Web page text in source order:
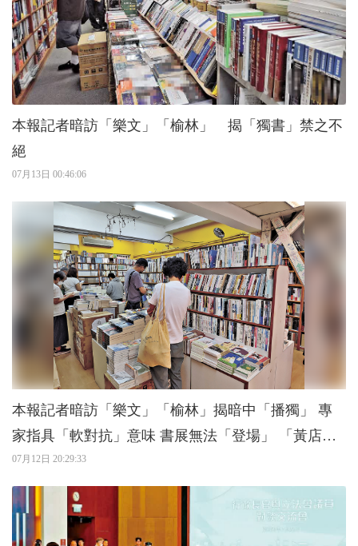
本報記者暗訪「樂文」「榆林」 揭「獨書」禁之不
絕
07月13日 00:46:06
本報記者暗訪「樂文」「榆林」揭暗中「播獨」 專
家指具「軟對抗」意味 書展無法「登場」 「黃店」
照賣「獨書」
07月12日 20:29:33